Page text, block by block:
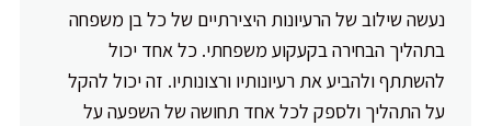
נעשה שילוב של הרעיונות היצירתיים של כל בן משפחה
בתהליך הבחירה בקעקוע משפחתי. כל אחד יכול
להשתתף ולהביע את רעיונותיו ורצונותיו. זה יכול להקל
על התהליך ולספק לכל אחד תחושה של השפעה על